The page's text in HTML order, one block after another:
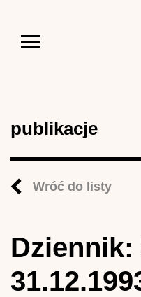
publikacje
Wróć do listy
Dziennik: